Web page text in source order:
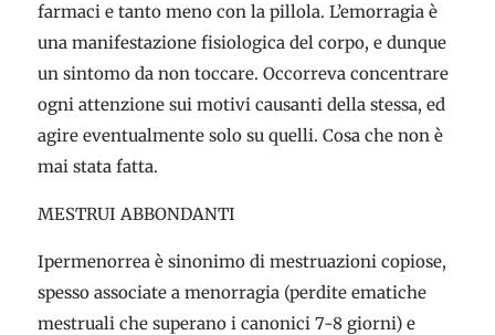
farmaci e tanto meno con la pillola. L’emorragia è
una manifestazione fisiologica del corpo, e dunque
un sintomo da non toccare. Occorreva concentrare
ogni attenzione sui motivi causanti della stessa, ed
agire eventualmente solo su quelli. Cosa che non è
mai stata fatta.
MESTRUI ABBONDANTI
Ipermenorrea è sinonimo di mestruazioni copiose,
spesso associate a menorragia (perdite ematiche
mestruali che superano i canonici 7-8 giorni) e